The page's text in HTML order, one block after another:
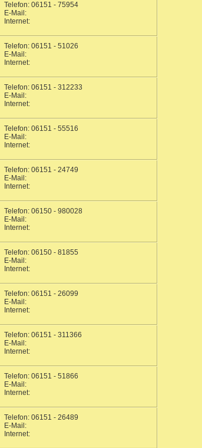
Telefon: 06151 - 75954
E-Mail:
Internet:
Telefon: 06151 - 51026
E-Mail:
Internet:
Telefon: 06151 - 312233
E-Mail:
Internet:
Telefon: 06151 - 55516
E-Mail:
Internet:
Telefon: 06151 - 24749
E-Mail:
Internet:
Telefon: 06150 - 980028
E-Mail:
Internet:
Telefon: 06150 - 81855
E-Mail:
Internet:
Telefon: 06151 - 26099
E-Mail:
Internet:
Telefon: 06151 - 311366
E-Mail:
Internet:
Telefon: 06151 - 51866
E-Mail:
Internet:
Telefon: 06151 - 26489
E-Mail:
Internet: